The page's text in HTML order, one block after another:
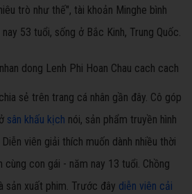
trò như thế", tài khoản Minghe bình
nay 53 tuổi, sống ở Bắc Kinh, Trung Quốc.
sẻ trên trang cá nhân gần đây. Cô góp
sân khấu kịch nói, sản phẩm truyền hình
viên giải thích muốn dành nhiều thời
cùng con gái - năm nay 13 tuổi. Chồng
sản xuất phim. Trước đây diễn viên cải